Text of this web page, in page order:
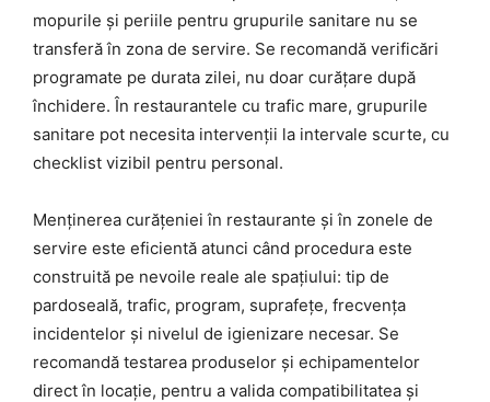
mopurile și periile pentru grupurile sanitare nu se
transferă în zona de servire. Se recomandă verificări
programate pe durata zilei, nu doar curățare după
închidere. În restaurantele cu trafic mare, grupurile
sanitare pot necesita intervenții la intervale scurte, cu
checklist vizibil pentru personal.
Menținerea curățeniei în restaurante și în zonele de
servire este eficientă atunci când procedura este
construită pe nevoile reale ale spațiului: tip de
pardoseală, trafic, program, suprafețe, frecvența
incidentelor și nivelul de igienizare necesar. Se
recomandă testarea produselor și echipamentelor
direct în locație, pentru a valida compatibilitatea și